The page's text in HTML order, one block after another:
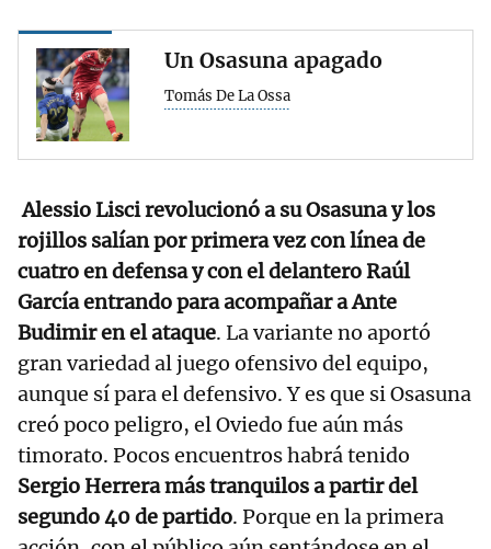
Un Osasuna apagado
Tomás De La Ossa
Alessio Lisci revolucionó a su Osasuna y los
rojillos salían por primera vez con línea de
cuatro en defensa y con el delantero Raúl
García entrando para acompañar a Ante
Budimir en el ataque. La variante no aportó
gran variedad al juego ofensivo del equipo,
aunque sí para el defensivo. Y es que si Osasuna
creó poco peligro, el Oviedo fue aún más
timorato. Pocos encuentros habrá tenido
Sergio Herrera más tranquilos a partir del
segundo 40 de partido. Porque en la primera